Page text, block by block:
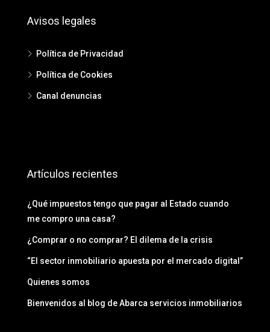
Avisos legales
Política de Privacidad
Política de Cookies
Canal denuncias
Artículos recientes
¿Qué impuestos tengo que pagar al Estado cuando
me compro una casa?
¿Comprar o no comprar? El dilema de la crisis
“El sector inmobiliario apuesta por el mercado digital”
Quienes somos
Bienvenidos al blog de Abarca servicios inmobiliarios